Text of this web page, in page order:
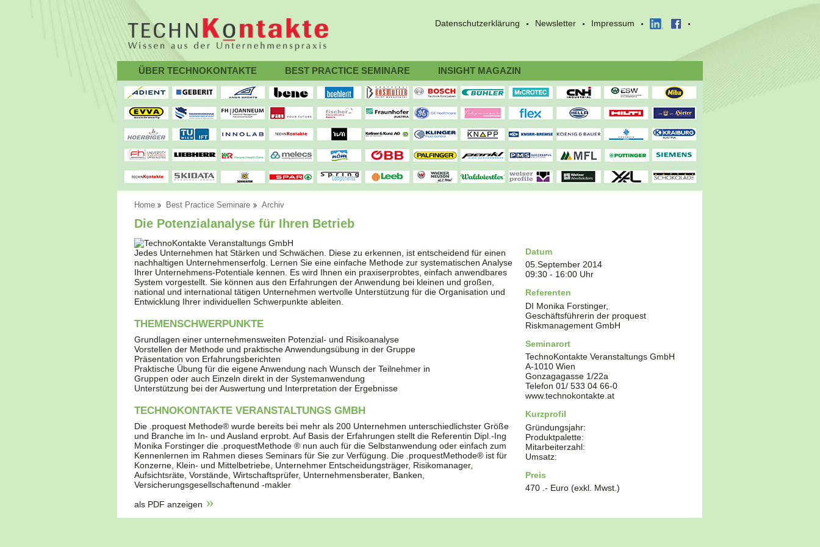
Datenschutzerklärung Newsletter Impressum
ÜBER TECHNOKONTAKTE BEST PRACTICE SEMINARE INSIGHT MAGAZIN
Home Best Practice Seminare Archiv
Die Potenzialanalyse für Ihren Betrieb
Jedes Unternehmen hat Stärken und Schwächen. Diese zu erkennen, ist entscheidend für einen
nachhaltigen Unternehmenserfolg. Lernen Sie eine einfache Methode zur systematischen Analyse
Ihrer Unternehmens-Potentiale kennen. Es wird Ihnen ein praxiserprobtes, einfach anwendbares
System vorgestellt. Sie können aus den Erfahrungen der Anwendung bei kleinen und großen,
national und international tätigen Unternehmen wertvolle Unterstützung für die Organisation und
Entwicklung Ihrer individuellen Schwerpunkte ableiten.
THEMENSCHWERPUNKTE
Grundlagen einer unternehmensweiten Potenzial- und Risikoanalyse
Vorstellen der Methode und praktische Anwendungsübung in der Gruppe
Präsentation von Erfahrungsberichten
Praktische Übung für die eigene Anwendung nach Wunsch der Teilnehmer in
Gruppen oder auch Einzeln direkt in der Systemanwendung
Unterstützung bei der Auswertung und Interpretation der Ergebnisse
TECHNOKONTAKTE VERANSTALTUNGS GMBH
Die .proquest Methode® wurde bereits bei mehr als 200 Unternehmen unterschiedlichster Größe
und Branche im In- und Ausland erprobt. Auf Basis der Erfahrungen stellt die Referentin Dipl.-Ing
Monika Forstinger die .proquestMethode ® nun auch für die Selbstanwendung oder einfach zum
Kennenlernen im Rahmen dieses Seminars für Sie zur Verfügung. Die .proquestMethode® ist für
Konzerne, Klein- und Mittelbetriebe, Unternehmer Entscheidungsträger, Risikomanager,
Aufsichtsräte, Vorstände, Wirtschaftsprüfer, Unternehmensberater, Banken,
Versicherungsgesellschaftenund -makler
als PDF anzeigen
Datum
05.September 2014
09:30 - 16:00 Uhr
Referenten
DI Monika Forstinger,
Geschäftsführerin der proquest
Riskmanagement GmbH
Seminarort
TechnoKontakte Veranstaltungs GmbH
A-1010 Wien
Gonzagagasse 1/22a
Telefon01/ 533 04 66-0
www.technokontakte.at
Kurzprofil
Gründungsjahr:
Produktpalette:
Mitarbeiterzahl:
Umsatz:
Preis
470 .- Euro (exkl. Mwst.)